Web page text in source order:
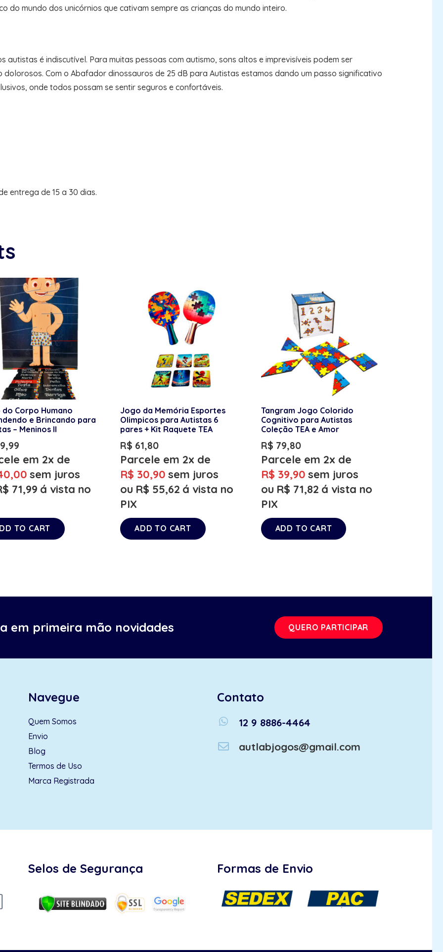
do mundo dos unicórnios que cativam sempre as crianças do mundo inteiro.
é indiscutível. Para muitas pessoas com autismo, sons altos e imprevisíveis podem ser
Com o Abafador dinossauros de 25 dB para Autistas estamos dando um passo significativo
onde todos possam se sentir seguros e confortáveis.
entrega de 15 a 30 dias.
Corpo Humano
e Brincando para
– Meninos II
em 2x de
sem juros
71,99 á vista no
TO CART
Jogo da Memória Esportes
Olimpicos para Autistas 6
pares + Kit Raquete TEA
R$ 61,80
Parcele em 2x de
R$ 30,90 sem juros
ou R$ 55,62 á vista no
PIX
ADD TO CART
Tangram Jogo Colorido
Cognitivo para Autistas
Coleção TEA e Amor
R$ 79,80
Parcele em 2x de
R$ 39,90 sem juros
ou R$ 71,82 á vista no
PIX
ADD TO CART
em primeira mão novidades QUERO PARTICIPAR
Navegue
Quem Somos
Envio
Blog
Termos de Uso
Marca Registrada
Contato
whatsapp
12 9 8886-4464
autlabjogos@gmail.com
Selos de Segurança Formas de Envio